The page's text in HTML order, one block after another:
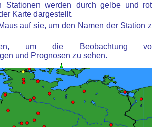
Stationen werden durch gelbe und
Karte dargestellt.
auf sie, um den Namen der Station
um die Beobachtung
und Prognosen zu sehen.